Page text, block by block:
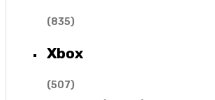
(835)
Xbox
(507)